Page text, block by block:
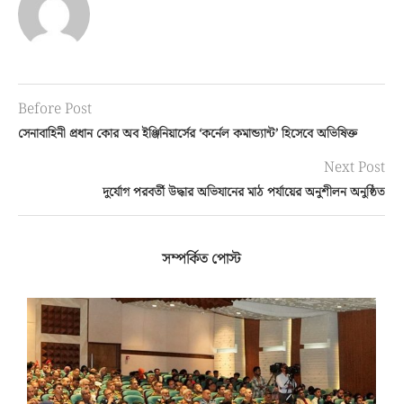
Before Post
সেনাবাহিনী প্রধান কোর অব ইঞ্জিনিয়ার্সের ‘কর্নেল কমান্ড্যান্ট’ হিসেবে অভিষিক্ত
Next Post
দুর্যোগ পরবর্তী উদ্ধার অভিযানের মাঠ পর্যায়ের অনুশীলন অনুষ্ঠিত
সম্পর্কিত পোস্ট